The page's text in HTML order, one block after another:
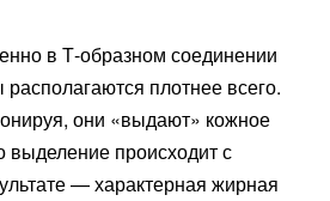
в Т-образном соединении
плотнее всего.
они «выдают» кожное
выделение происходит с
— характерная жирная